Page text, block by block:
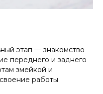
этап — знакомство
переднего и заднего
змейкой и
работы